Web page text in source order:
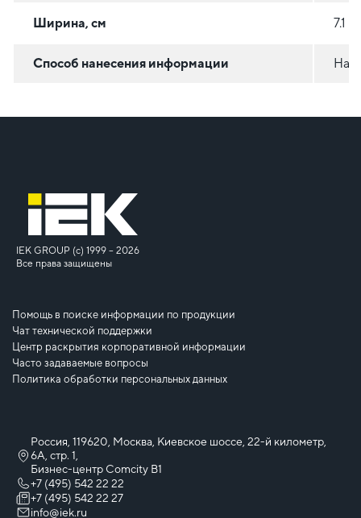
Ширина, см 7.1
Способ нанесения информации На
IEK GROUP (c) 1999 – 2026
Все права защищены
Помощь в поиске информации по продукции
Чат технической поддержки
Центр раскрытия корпоративной информации
Часто задаваемые вопросы
Политика обработки персональных данных
Россия, 119620, Москва, Киевское шоссе, 22-й километр,
6А, стр. 1,
Бизнес-центр Comcity B1
+7 (495) 542 22 22
+7 (495) 542 22 27
info@iek.ru